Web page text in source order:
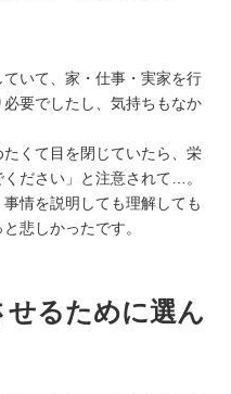
いて、家・仕事・実家を行
要でしたし、気持ちもなか
くて目を閉じていたら、栄
ださい」と注意されて…。
情を説明しても理解しても
悲しかったです。
せるために選ん